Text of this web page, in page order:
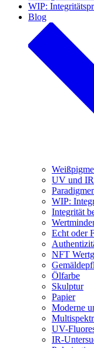
WIP:
Blog
UV und IR
WIP:
Integrität
Echt oder
NFT
Ölfarbe
Skulptur
Papier
Moderne
UV-
IR-